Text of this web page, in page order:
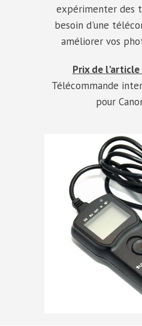
expérimenter des
besoin d'une
améliorer vos
Prix de
Télécommande
pour